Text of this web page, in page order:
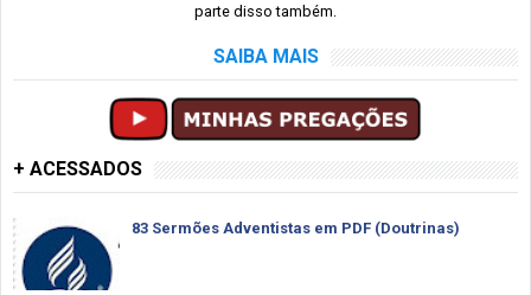
parte disso também.
SAIBA MAIS
+ ACESSADOS
83 Sermões Adventistas em PDF (Doutrinas)